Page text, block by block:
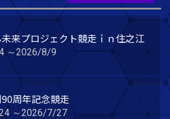
来プロジェクト競走ｉｎ住之江
～2026/8/9
周年記念競走
～2026/7/27